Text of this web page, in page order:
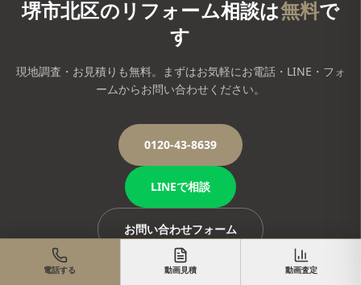
堺市北区のリフォーム相談は無料で
す
現地調査・お見積りも無料。まずはお気軽にお電話・LINE・フォ
ームからお問い合わせください。
0120-43-8639
LINEで相談
お問い合わせフォーム
電話する 動画見積 動画査定